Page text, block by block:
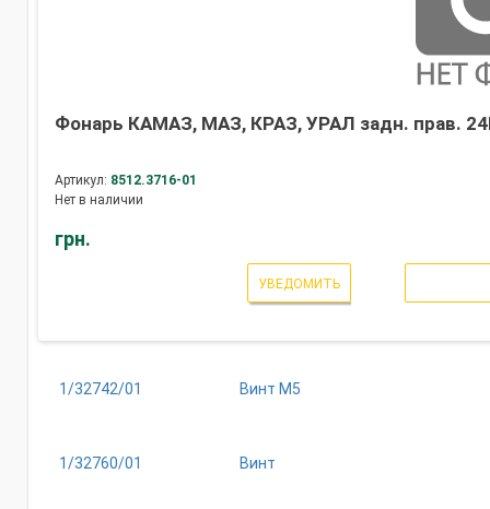
Фонарь КАМАЗ, МАЗ, КРАЗ, УРАЛ задн. прав.
Артикул: 8512.3716-01
Нет в наличии
грн.
УВЕДОМИТЬ
1/32742/01 Винт М5
1/32760/01 Винт